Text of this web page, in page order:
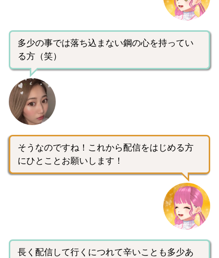
多少の事では落ち込まない鋼の心を持ってい
る方（笑）
そうなのですね！これから配信をはじめる方
にひとことお願いします！
長く配信して行くにつれて辛いことも多少あ